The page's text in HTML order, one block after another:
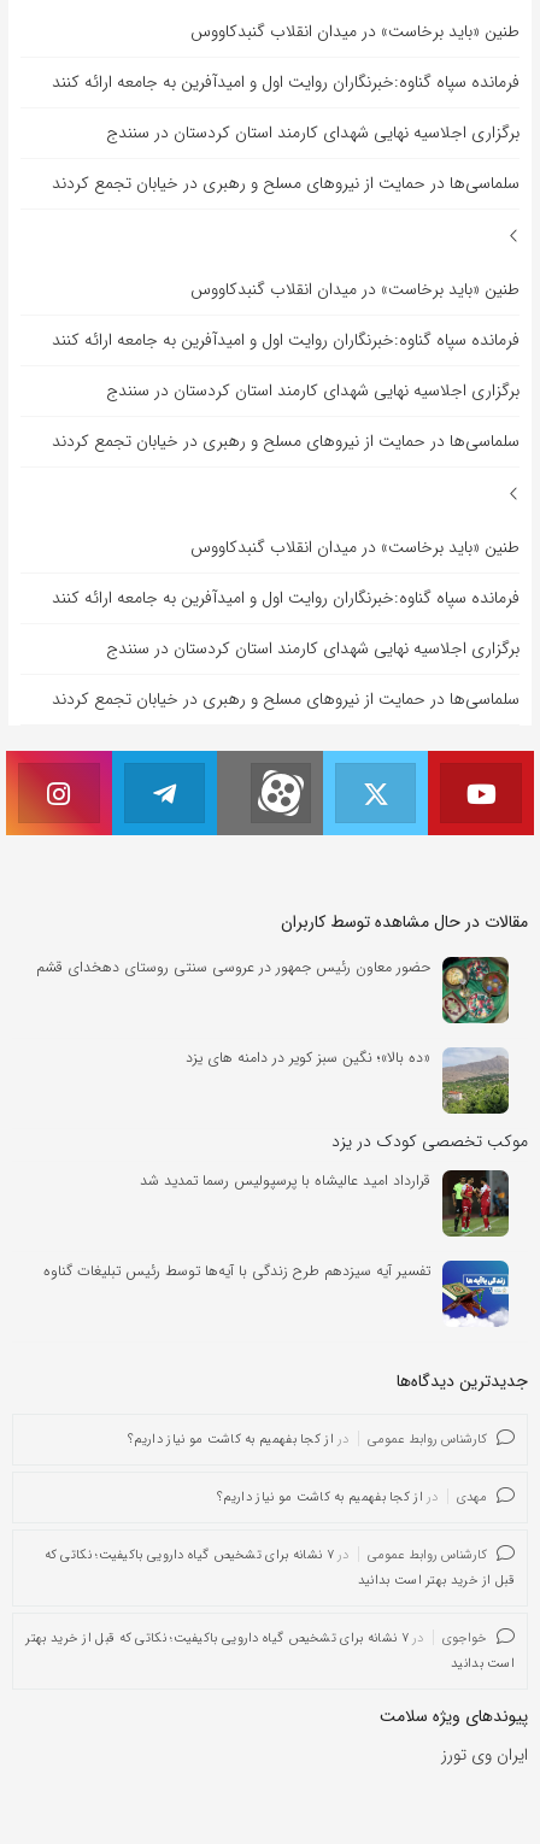
طنین «باید برخاست» در میدان انقلاب گنبدکاووس
فرمانده سپاه گناوه:خبرنگاران روایت اول و امیدآفرین به جامعه ارائه کنند
برگزاری اجلاسیه نهایی شهدای کارمند استان کردستان در سنندج
سلماسی‌ها در حمایت از نیروهای مسلح و رهبری در خیابان تجمع کردند
طنین «باید برخاست» در میدان انقلاب گنبدکاووس
فرمانده سپاه گناوه:خبرنگاران روایت اول و امیدآفرین به جامعه ارائه کنند
برگزاری اجلاسیه نهایی شهدای کارمند استان کردستان در سنندج
سلماسی‌ها در حمایت از نیروهای مسلح و رهبری در خیابان تجمع کردند
طنین «باید برخاست» در میدان انقلاب گنبدکاووس
فرمانده سپاه گناوه:خبرنگاران روایت اول و امیدآفرین به جامعه ارائه کنند
برگزاری اجلاسیه نهایی شهدای کارمند استان کردستان در سنندج
سلماسی‌ها در حمایت از نیروهای مسلح و رهبری در خیابان تجمع کردند
مقالات در حال مشاهده توسط کاربران
حضور معاون رئیس جمهور در عروسی سنتی روستای دهخدای قشم
«ده بالا»؛ نگین سبز کویر در دامنه های یزد
موکب تخصصی کودک در یزد
قرارداد امید عالیشاه با پرسپولیس رسما تمدید شد
تفسیر آیه سیزدهم طرح زندگی با آیه‌ها توسط رئیس تبلیغات گناوه
جدیدترین دیدگاه‌‌ها
کارشناس روابط عمومی در از کجا بفهمیم به کاشت مو نیاز داریم؟
مهدی در از کجا بفهمیم به کاشت مو نیاز داریم؟
کارشناس روابط عمومی در
۷ نشانه برای تشخیص گیاه دارویی باکیفیت؛ نکاتی که
قبل از خرید بهتر است بدانید
خواجوی در
۷ نشانه برای تشخیص گیاه دارویی باکیفیت؛ نکاتی که قبل از خرید بهتر
است بدانید
پیوندهای ویژه سلامت
ایران وی تورز